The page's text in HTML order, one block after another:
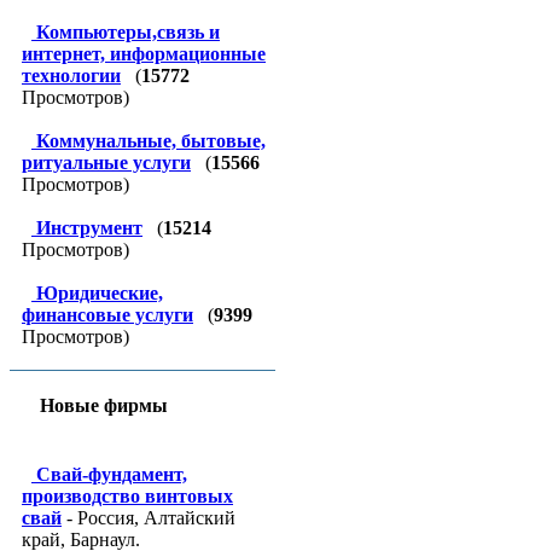
Компьютеры,связь и
интернет, информационные
технологии
(15772
Просмотров)
Коммунальные, бытовые,
ритуальные услуги
(15566
Просмотров)
Инструмент (15214
Просмотров)
Юридические,
финансовые услуги
(9399
Просмотров)
Новые фирмы
Свай-фундамент,
производство винтовых
свай - Россия, Алтайский
край, Барнаул.